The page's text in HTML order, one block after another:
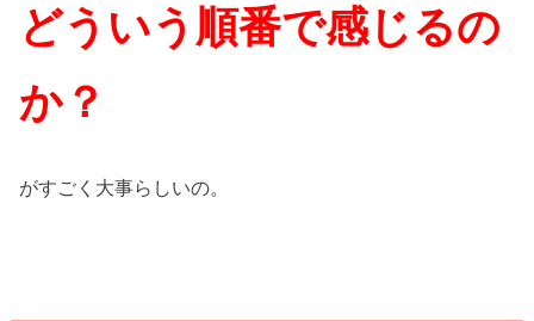
どういう順番で感じるの
か？
がすごく大事らしいの。